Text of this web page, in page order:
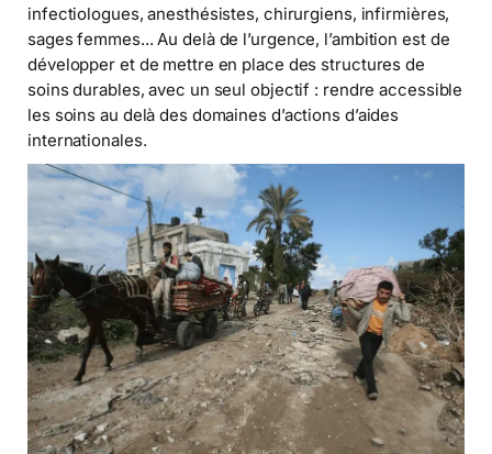
infectiologues, anesthésistes, chirurgiens, infirmières,
sages femmes... Au delà de l’urgence, l’ambition est de
développer et de mettre en place des structures de
soins durables, avec un seul objectif : rendre accessible
les soins au delà des domaines d’actions d’aides
internationales.